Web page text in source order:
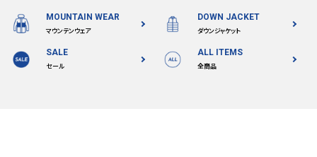
MOUNTAIN WEAR
マウンテンウェア
DOWN JACKET
ダウンジャケット
SALE
セール
ALL ITEMS
全商品